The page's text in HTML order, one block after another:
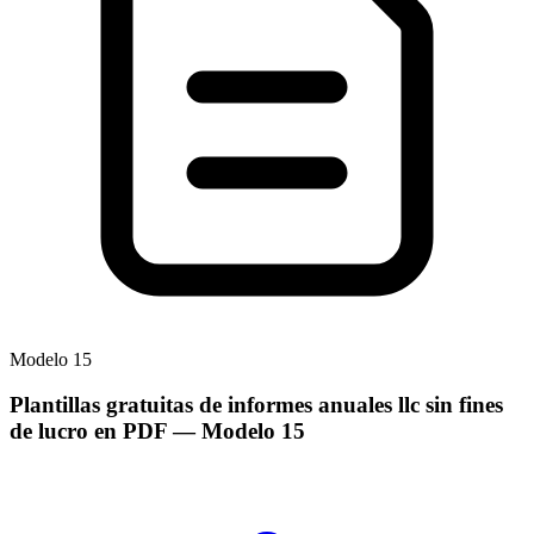
Modelo 15
Plantillas gratuitas de informes anuales llc sin fines
de lucro en PDF— Modelo 15